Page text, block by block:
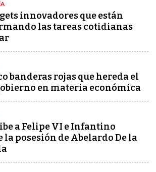
innovadores que están
las tareas cotidianas
banderas rojas que hereda el
en materia económica
a Felipe VI e Infantino
la posesión de Abelardo De la